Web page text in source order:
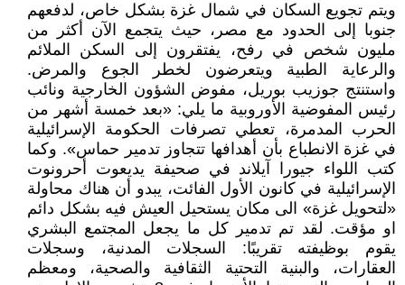
ويتم تجويع السكان في شمال غزة بشكل خاص، لدفعهم
جنوبا إلى الحدود مع مصر، حيث يتجمع الآن أكثر من
مليون شخص في رفح، يفتقرون إلى السكن الملائم
والرعاية الطبية ويتعرضون لخطر الجوع والمرض.
واستنتج جوزيب بوريل، مفوض الشؤون الخارجية ونائب
رئيس المفوضية الأوروبية ما يلي: «بعد خمسة أشهر من
الحرب المدمرة، تعطي تصرفات الحكومة الإسرائيلية
في غزة الانطباع بأن أهدافها تتجاوز تدمير حماس». وكما
كتب اللواء جيورا آيلاند في صحيفة يديعوت أحرونوت
الإسرائيلية في كانون الأول الفائت، يبدو أن هناك محاولة
«لتحويل غزة» الى مكان يستحيل العيش فيه بشكل دائم
او مؤقت. لقد تم تدمير كل ما يجعل المجتمع البشري
يقوم بوظيفته تقريبًا: السجلات المدنية، وسجلات
العقارات، والبنية التحتية الثقافية والصحية، ومعظم